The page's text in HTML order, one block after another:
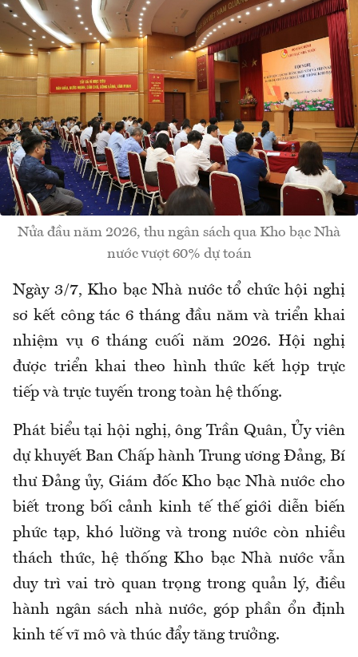
Nửa đầu năm 2026, thu ngân sách qua Kho bạc Nhà
nước vượt 60% dự toán
Ngày 3/7, Kho bạc Nhà nước tổ chức hội nghị
sơ kết công tác 6 tháng đầu năm và triển khai
nhiệm vụ 6 tháng cuối năm 2026. Hội nghị
được triển khai theo hình thức kết hợp trực
tiếp và trực tuyến trong toàn hệ thống.
Phát biểu tại hội nghị, ông Trần Quân, Ủy viên
dự khuyết Ban Chấp hành Trung ương Đảng, Bí
thư Đảng ủy, Giám đốc Kho bạc Nhà nước cho
biết trong bối cảnh kinh tế thế giới diễn biến
phức tạp, khó lường và trong nước còn nhiều
thách thức, hệ thống Kho bạc Nhà nước vẫn
duy trì vai trò quan trọng trong quản lý, điều
hành ngân sách nhà nước, góp phần ổn định
kinh tế vĩ mô và thúc đẩy tăng trưởng.